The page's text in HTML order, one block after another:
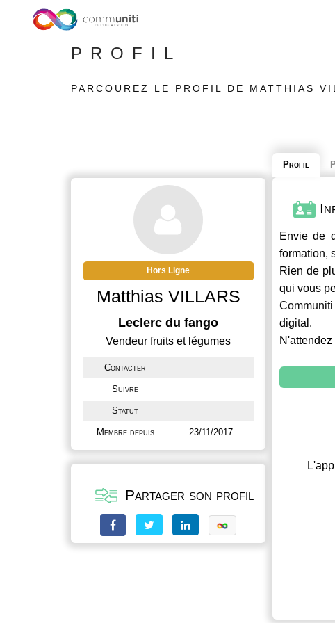
PROFIL
PARCOUREZ LE PROFIL DE MATTHIAS
Hors Ligne
Matthias VILLARS
Leclerc du fango
Vendeur fruits et légumes
Contacter
Suivre
Statut
Membre depuis 23/11/2017
Partager son profil
Profil
Envie de
formation,
Rien de
qui vous
Communiti
digital.